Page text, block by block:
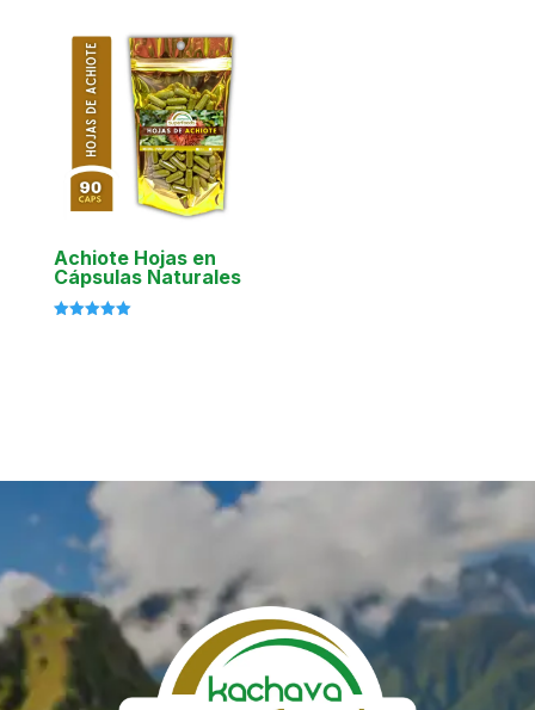
Achiote Hojas en
Cápsulas Naturales